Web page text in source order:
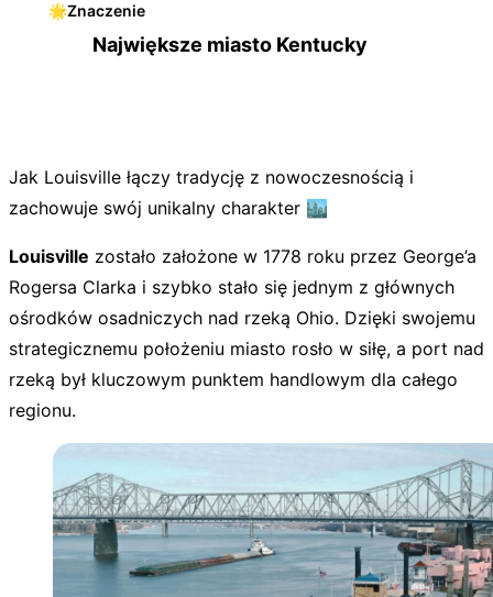
🌟Znaczenie
Największe miasto Kentucky
Jak Louisville łączy tradycję z nowoczesnością i
zachowuje swój unikalny charakter 🏙️
Louisville zostało założone w 1778 roku przez George’a
Rogersa Clarka i szybko stało się jednym z głównych
ośrodków osadniczych nad rzeką Ohio. Dzięki swojemu
strategicznemu położeniu miasto rosło w siłę, a port nad
rzeką był kluczowym punktem handlowym dla całego
regionu.